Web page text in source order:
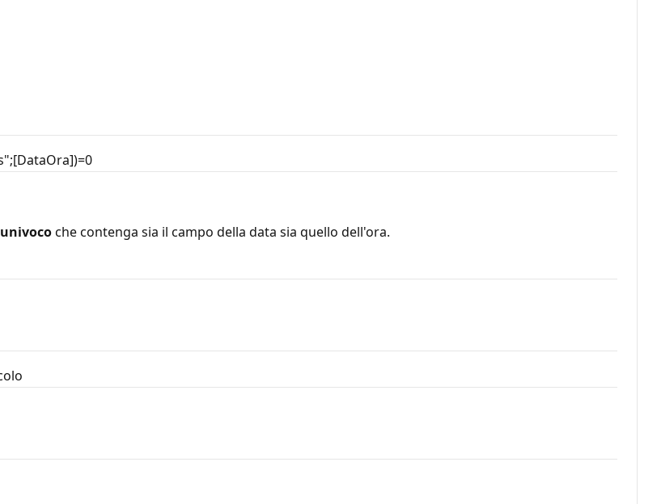
univocoche contenga sia il campo della data sia quello dell'ora.